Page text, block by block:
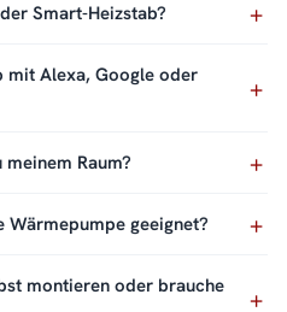
Smart-Heizstab?
mit Alexa, Google oder
Raum?
geeignet?
montieren oder brauche